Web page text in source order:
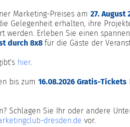
Marketing-Preises am 27. August
Gelegenheit erhalten, ihre
werden. Erleben Sie einen
durch 8x8 für die Gäste der
hier.
bis zum 16.08.2026 Gratis-Tickets
Schlagen Sie Ihr oder andere
dresden.de vor.